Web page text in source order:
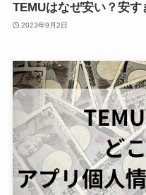
TEMUはなぜ安い？安す
2023年9月2日